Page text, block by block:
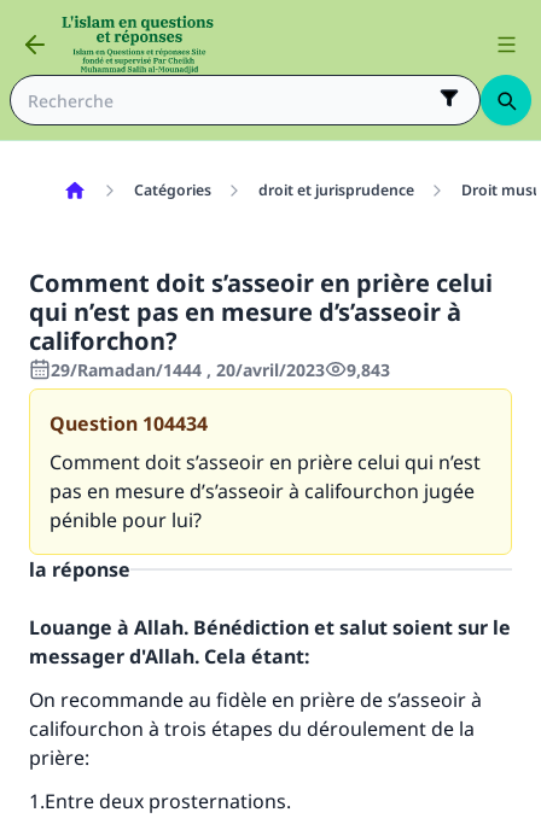
Catégories droit et jurisprudence Droit
Comment doit s’asseoir en prière celui
qui n’est pas en mesure d’s’asseoir à
califorchon?
29/Ramadan/1444 , 20/avril/2023 9,843
Question 104434
Comment doit s’asseoir en prière celui qui n’est
pas en mesure d’s’asseoir à califourchon jugée
pénible pour lui?
la réponse
Louange à Allah. Bénédiction et salut soient sur le
messager d'Allah. Cela étant:
On recommande au fidèle en prière de s’asseoir à
califourchon à trois étapes du déroulement de la
prière:
1.Entre deux prosternations.